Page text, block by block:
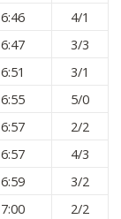
6:46
4/1
6:47
3/3
6:51
3/1
6:55
5/0
6:57
2/2
6:57
4/3
6:59
3/2
7:00
2/2